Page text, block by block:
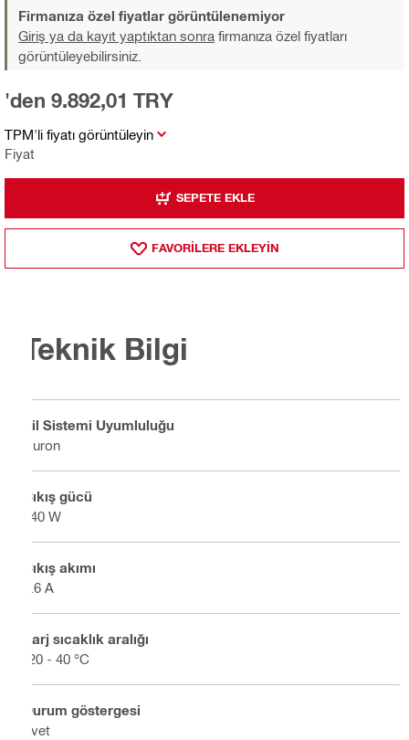
Firmanıza özel fiyatlar görüntülenemiyor
Giriş ya da kayıt yaptıktan sonra firmanıza özel fiyatları
görüntüleyebilirsiniz.
TPM'li fiyatı görüntüleyin
Fiyat
'den 9.892,01 TRY
SEPETE EKLE
FAVORILERE EKLEYIN
Teknik Bilgi
Pil Sistemi Uyumluluğu
Nuron
Çıkış gücü
240 W
Çıkış akımı
9.6 A
Şarj sıcaklık aralığı
-20 - 40 °C
Durum göstergesi
Evet